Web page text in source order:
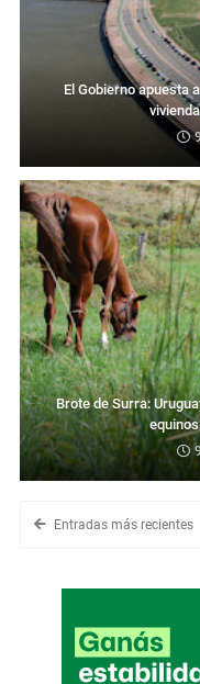
El Gobierno apuesta
Brote de Surra:
Entradas más recientes